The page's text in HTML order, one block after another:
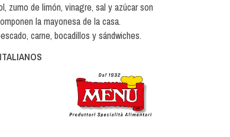
zumo de limón, vinagre, sal y azúcar son
la mayonesa de la casa.
carne, bocadillos y sándwiches.